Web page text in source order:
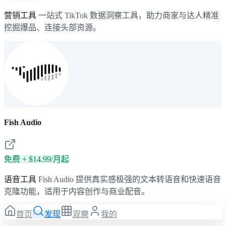
营销工具 一站式 TikTok 数据洞察工具，助力商家与达人精准
挖掘爆品、连接头部资源。
Fish Audio
免费 + $14.99/月起
语音工具 Fish Audio 提供真实感极强的文本转语音和快速语音
克隆功能，适用于内容创作与商业配音。
首页 发现 观察 我的